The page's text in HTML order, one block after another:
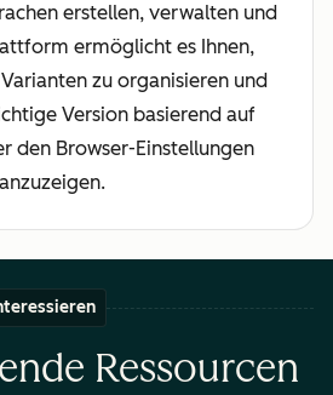
erstellen, verwalten und
ermöglicht es Ihnen,
zu organisieren und
Version basierend auf
den Browser-Einstellungen
Ressourcen